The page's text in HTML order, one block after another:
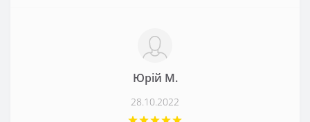
Юрій М.
28.10.2022